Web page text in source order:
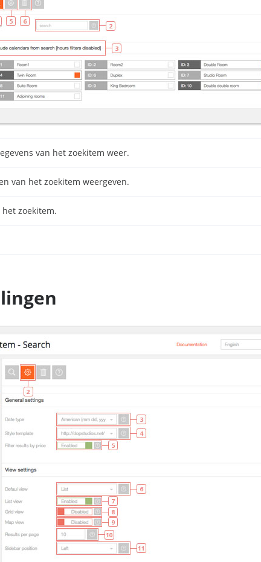
van het zoekitem weer.
van het zoekitem weergeven.
zoekitem.